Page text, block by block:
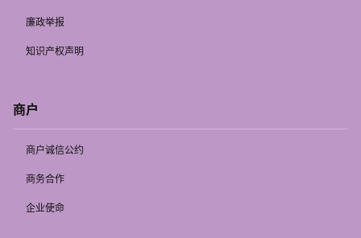
廉政举报
知识产权声明
商户
商户诚信公约
商务合作
企业使命